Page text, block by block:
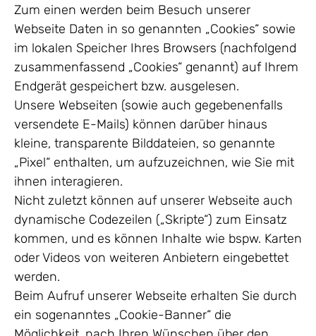
Zum einen werden beim Besuch unserer
Webseite Daten in so genannten „Cookies“ sowie
im lokalen Speicher Ihres Browsers (nachfolgend
zusammenfassend „Cookies“ genannt) auf Ihrem
Endgerät gespeichert bzw. ausgelesen.
Unsere Webseiten (sowie auch gegebenenfalls
versendete E-Mails) können darüber hinaus
kleine, transparente Bilddateien, so genannte
„Pixel“ enthalten, um aufzuzeichnen, wie Sie mit
ihnen interagieren.
Nicht zuletzt können auf unserer Webseite auch
dynamische Codezeilen („Skripte“) zum Einsatz
kommen, und es können Inhalte wie bspw. Karten
oder Videos von weiteren Anbietern eingebettet
werden.
Beim Aufruf unserer Webseite erhalten Sie durch
ein sogenanntes „Cookie-Banner“ die